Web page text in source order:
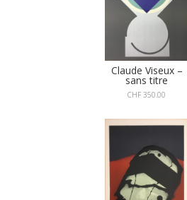
Claude Viseux –
sans titre
CHF 350.00